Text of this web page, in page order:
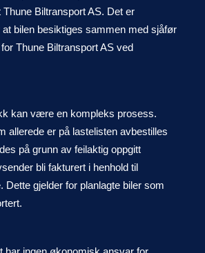
Biltransport AS. Det er
bilen besiktiges sammen med sjåfør
Thune Biltransport AS ved
kan være en kompleks prosess.
allerede er på lastelisten avbestilles
på grunn av feilaktig oppgitt
bli fakturert i henhold til
Dette gjelder for planlagte biler som